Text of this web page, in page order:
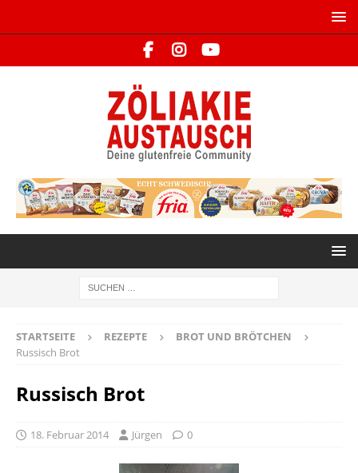
STARTSEITE REZEPTE
BROT UND BRÖTCHEN
Russisch Brot
Russisch Brot
18. Februar 2014 Jürgen 0